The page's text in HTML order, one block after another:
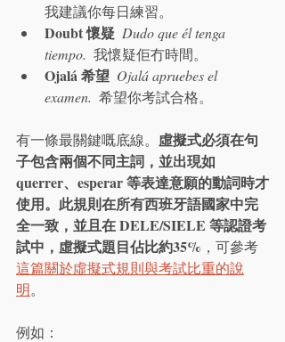
我建議你每日練習。
Doubt 懷疑 Dudo que él tenga
tiempo.
  我懷疑佢冇時間。
Ojalá 希望 Ojalá apruebes el
examen.
  希望你考試合格。
有一條最關鍵嘅底線。 虛擬式必須在句
子包含兩個不同主詞，並出現如
querrer、esperar 等表達意願的動詞時才
使用。此規則在所有西班牙語國家中完
全一致，並且在 DELE/SIELE 等認證考
試中，虛擬式題目佔比約35% ，可參考
這篇關於虛擬式規則與考試比重的說
明。
例如：